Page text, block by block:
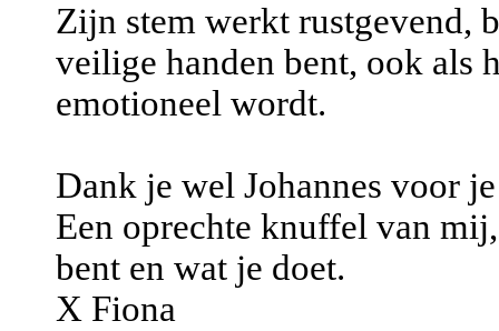
Zijn stem werkt rustgevend,
veilige handen bent, ook als
emotioneel wordt.
Dank je wel Johannes voor
Een oprechte knuffel van
bent en wat je doet.
X Fiona